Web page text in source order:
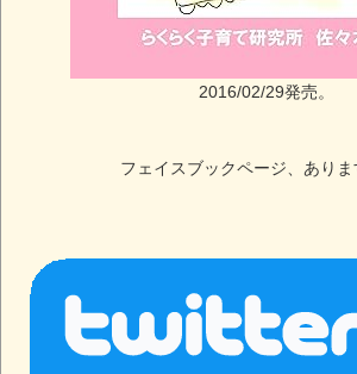
2016/02/29発売。
フェイスブックページ、ありま